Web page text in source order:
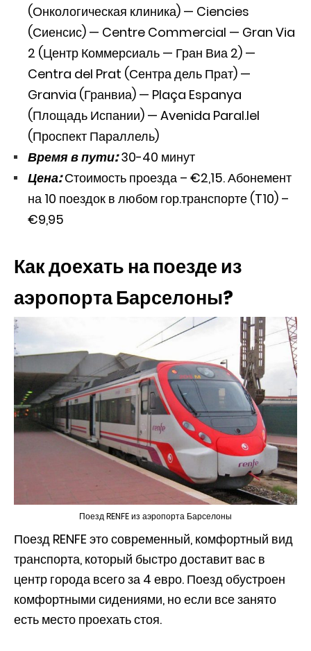
(Онкологическая клиника) — Ciencies
(Сиенсис) — Centre Commercial — Gran Via
2 (Центр Коммерсиаль — Гран Виа 2) —
Centra del Prat (Сентра дель Прат) —
Granvia (Гранвиа) — Plaça Espanya
(Площадь Испании) — Avenida Paral.lel
(Проспект Параллель)
Время в пути:30-40 минут
Цена:Стоимость проезда – €2,15. Абонемент
на 10 поездок в любом гор.транспорте (T10) –
€9,95
Как доехать на поезде из
аэропорта Барселоны?
Поезд RENFE из аэропорта Барселоны
Поезд RENFE это современный, комфортный вид
транспорта, который быстро доставит вас в
центр города всего за 4 евро. Поезд обустроен
комфортными сидениями, но если все занято
есть место проехать стоя.